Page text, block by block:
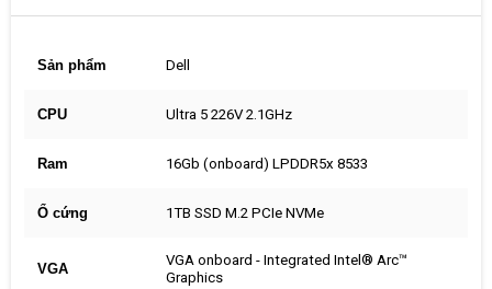
Sản phẩm Dell
CPU Ultra 5 226V 2.1GHz
Ram 16Gb (onboard) LPDDR5x 8533
Ổ cứng 1TB SSD M.2 PCIe NVMe
VGA
VGA onboard - Integrated Intel® Arc™
Graphics